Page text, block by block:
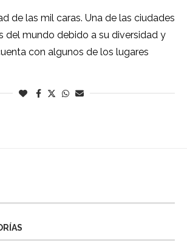
de las mil caras. Una de las ciudades
del mundo debido a su diversidad y
con algunos de los lugares